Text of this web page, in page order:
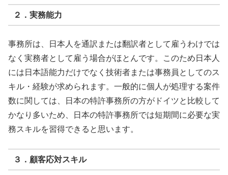
２．実務能力
事務所は、日本人を通訳または翻訳者として雇うわけでは
なく実務者として雇う場合がほとんです。このため日本人
には日本語能力だけでなく技術者または事務員としてのス
キル・経験が求められます。一般的に個人が処理する案件
数に関しては、日本の特許事務所の方がドイツと比較して
かなり多いため、日本の特許事務所では短期間に必要な実
務スキルを習得できると思います。
３．顧客応対スキル